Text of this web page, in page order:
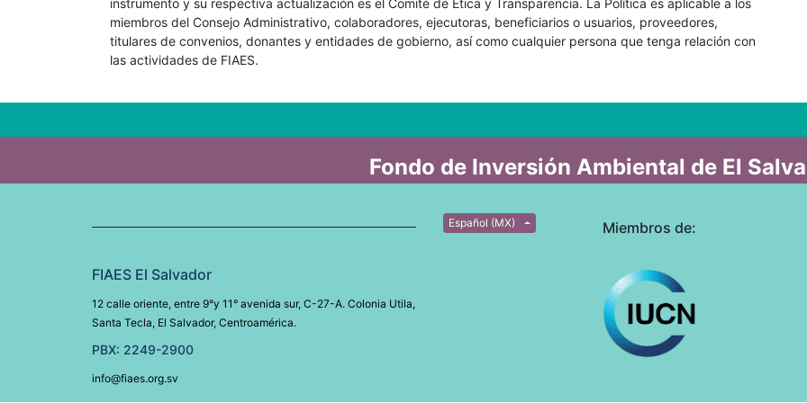
miembros del Consejo Administrativo, colaboradores, ejecutoras, beneficiarios o usuarios, proveedores,
titulares de convenios, donantes y entidades de gobierno, así como cualquier persona que tenga relación con
las actividades de FIAES.
Fondo de Inversión Ambiental de El
FIAES El Salvador
12 calle oriente, entre 9°y 11° avenida sur, C-27-A. Colonia Utila,
Santa Tecla, El Salvador, Centroamérica.
PBX: 2249-2900
info@fiaes.org.sv
Español (MX) Miembros de: